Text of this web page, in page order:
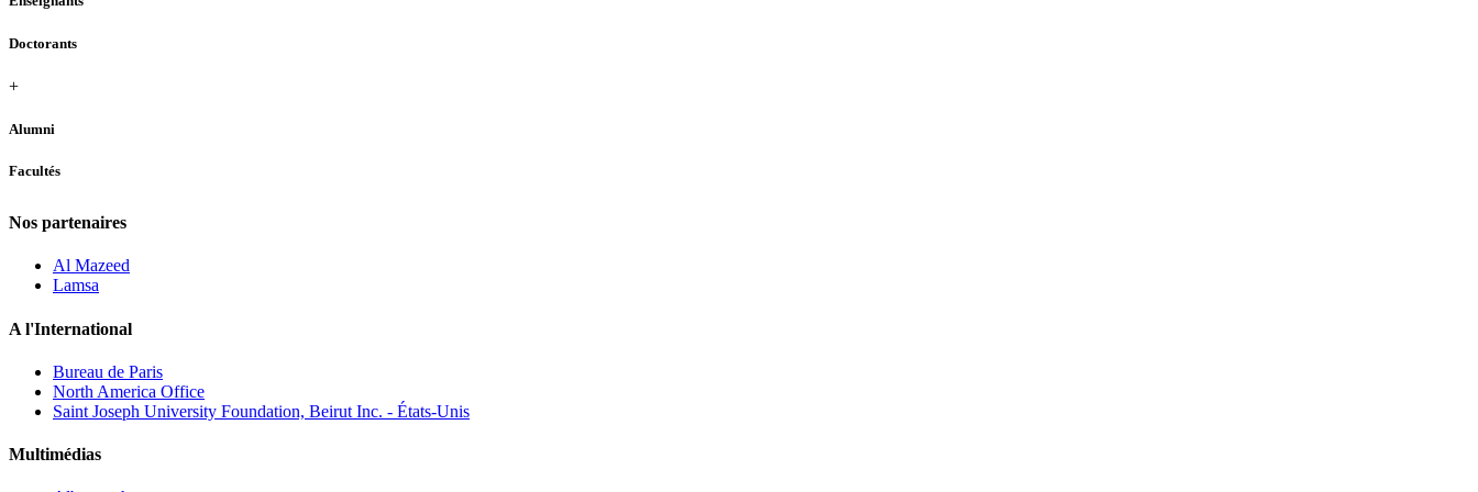
Doctorants
+
Alumni
Facultés
Nos partenaires
Al Mazeed
Lamsa
A l'International
Bureau de Paris
North America Office
Saint Joseph University Foundation, Beirut Inc. - États-Unis
Multimédias